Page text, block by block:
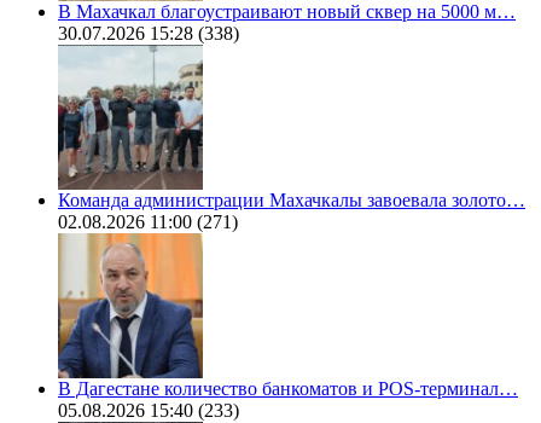
В Махачкал благоустраивают новый сквер на 5000 м…
30.07.2026 15:28 (338)
Команда администрации Махачкалы завоевала золото…
02.08.2026 11:00 (271)
В Дагестане количество банкоматов и POS-терминал…
05.08.2026 15:40 (233)